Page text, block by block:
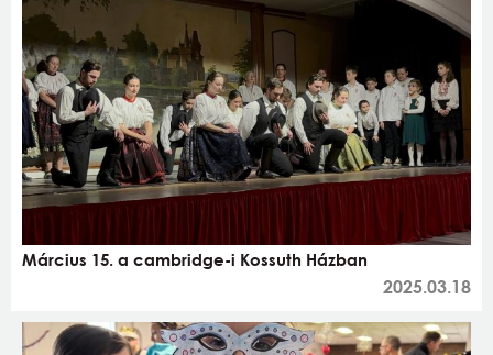
Március 15. a cambridge-i Kossuth Házban
2025.03.18